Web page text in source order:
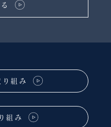
組み
組み